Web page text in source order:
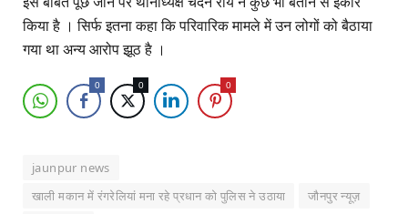
किया है । सिर्फ इतना कहा कि परिवारिक मामले में उन लोगों को बैठाया
गया था अन्य आरोप झूठ है ।
0 0 0
jaunpur news
खाली मकान में रंगरेलियां मना रहे प्रधान को पुलिस ने उठाया
जौनपुर न्यूज़